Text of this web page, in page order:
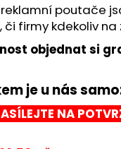
poutače
firmy kdekoliv na
objednat si
je u nás
NA